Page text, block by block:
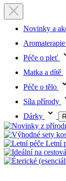
Novinky a
Aromaterapie
Péče o pleť
Matka a dítě
Péče o tělo
Síla přírody
Dárky
Letní